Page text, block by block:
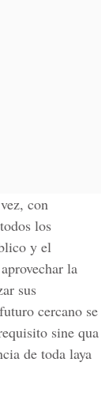
con
los
y el
la
sus
cercano se
sine qua
de toda laya